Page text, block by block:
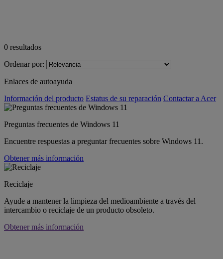
0 resultados
Ordenar por:
Enlaces de autoayuda
Información del producto Estatus de su reparación Contactar a Acer
Preguntas frecuentes de Windows 11
Encuentre respuestas a preguntar frecuentes sobre Windows 11.
Obtener más información
Reciclaje
Ayude a mantener la limpieza del medioambiente a través del
intercambio o reciclaje de un producto obsoleto.
Obtener más información